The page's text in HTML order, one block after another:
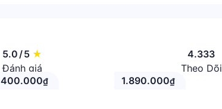
5.0/5 ★
Đánh giá
4.333
Theo Dõi
400.000₫ 1.890.000₫